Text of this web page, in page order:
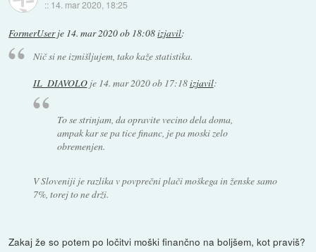
:: 14. mar 2020, 18:25
FormerUserje 14. mar 2020 ob 18:08izjavil:
Nič si ne izmišljujem, tako kaže statistika.
IL_DIAVOLOje 14. mar 2020 ob 17:18izjavil:
To se strinjam, da opravite vecino dela doma,
ampak kar se pa tice financ, je pa moski zelo
obremenjen.
V Sloveniji je razlika v povprečni plači moškega in ženske samo
7%, torej to ne drži.
Zakaj že so potem po ločitvi moški finančno na boljšem, kot praviš?